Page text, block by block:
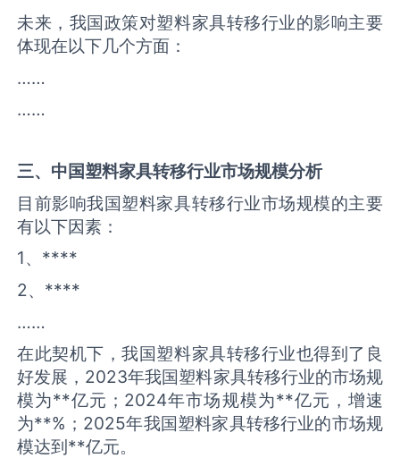
未来，我国政策对塑料家具转移行业的影响主要
体现在以下几个方面：
……
……
三、中国塑料家具转移行业市场规模分析
目前影响我国塑料家具转移行业市场规模的主要
有以下因素：
1、****
2、****
……
在此契机下，我国塑料家具转移行业也得到了良
好发展，2023年我国塑料家具转移行业的市场规
模为**亿元；2024年市场规模为**亿元，增速
为**%；2025年我国塑料家具转移行业的市场规
模达到**亿元。